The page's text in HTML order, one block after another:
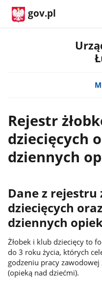
gov.pl
Rejestr
dziecięcych
dziennych
Dane z rejestru
dziecięcych
dziennych
Żłobek i klub dziecięcy to
do 3 roku życia, których
godzeniu pracy
(opieką nad dziećmi).